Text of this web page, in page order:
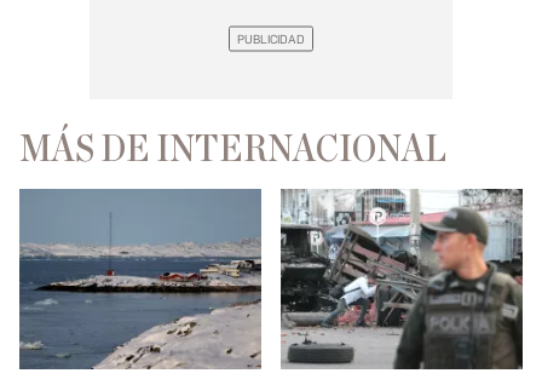
MÁS DE INTERNACIONAL